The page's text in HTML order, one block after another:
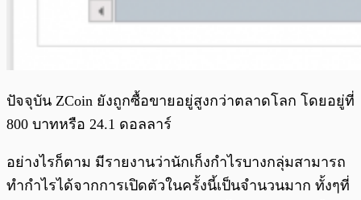
ปัจจุบัน ZCoin ยังถูกซื้อขายอยู่สูงกว่าตลาดโลก โดยอยู่ที่
800 บาทหรือ 24.1 ดอลลาร์
อย่างไรก็ตาม มีรายงานว่านักเก็งกำไรบางกลุ่มสามารถ
ทำกำไรได้จากการเปิดตัวในครั้งนี้เป็นจำนวนมาก ทั้งๆที่